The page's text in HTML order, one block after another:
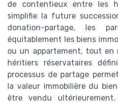
de contentieux entre les
simplifie la future
donation-partage, les
équitablement les biens
ou un appartement, tout en
héritiers réservataires
processus de partage
la valeur immobilière du
être vendu